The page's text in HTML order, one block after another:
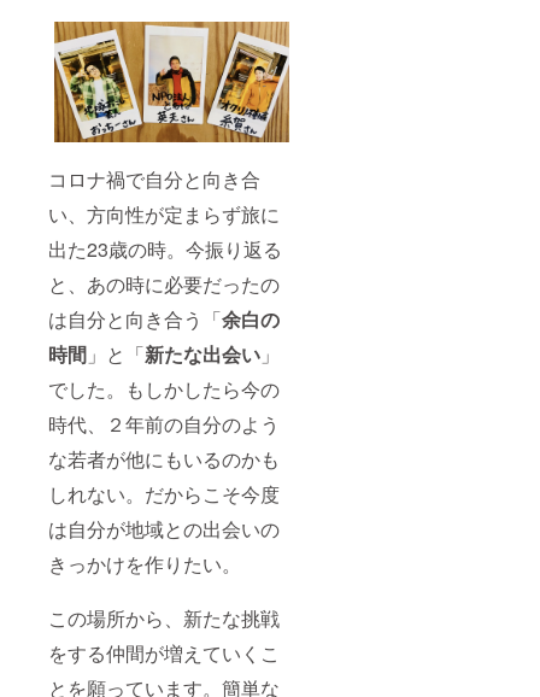
コロナ禍で自分と向き合
い、方向性が定まらず旅に
出た23歳の時。今振り返る
と、あの時に必要だったの
は自分と向き合う「余白の
時間 」と「新たな出会い 」
でした。もしかしたら今の
時代、２年前の自分のよう
な若者が他にもいるのかも
しれない。だからこそ今度
は自分が地域との出会いの
きっかけを作りたい。
この場所から、新たな挑戦
をする仲間が増えていくこ
とを願っています。簡単な